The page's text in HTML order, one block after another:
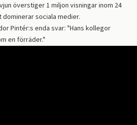
överstiger 1 miljon visningar inom 24
sociala medier.
Pintér:s enda svar: "Hans kollegor
en förräder."